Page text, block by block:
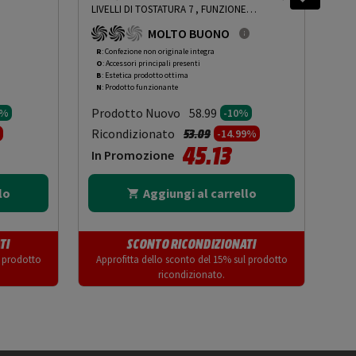
da
prodotto
LIVELLI DI TOSTATURA 7 , FUNZIONE
SCONGELAMENTO, RACCOGLITORE BRICIOLE,
SABBIA, TERRA DI SIENA - PRMG GRADING
ROBN - 10%-PRMG GRADING ROBN - 10%
MOLTO BUONO
R: Confezione non originale integra
O: Accessori principali presenti
B: Estetica prodotto ottima
N: Prodotto funzionante
Prodotto Nuovo 58.99 -10%
Ricondizionato Prezzo ridotto da
53.09a-14.99%
In Promozione 45.13
Aggiungi al carrello
SCONTO RICONDIZIONATI
Approfitta dello sconto del 15% sul prodotto
ricondizionato.